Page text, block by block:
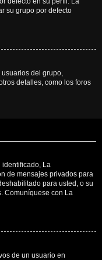
su grupo por defecto
del grupo,
detalles, como los foros
identificado, La
de mensajes privados para
para usted, o su
Comuníquese con La
de un usuario en